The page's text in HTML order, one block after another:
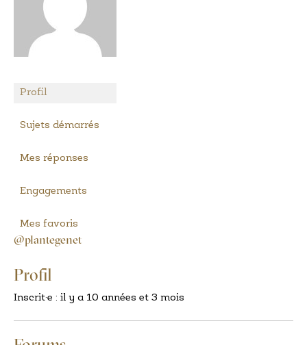
Profil
Sujets démarrés
Mes réponses
Engagements
Mes favoris
@plantegenet
Profil
Inscrit·e : il y a 10 années et 3 mois